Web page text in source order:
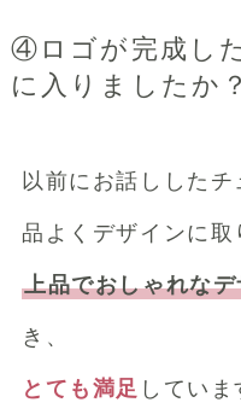
④ロゴが完成し
に入りましたか？
以前にお話ししたチ
品よくデザインに
上品でおしゃれな
き、
とても満足 していま